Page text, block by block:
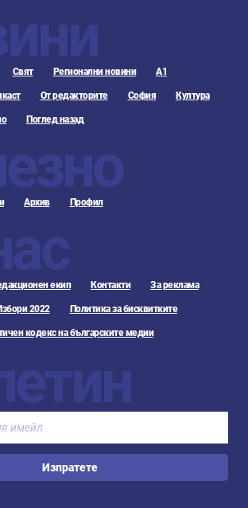
Свят Регионални новини А1
От редакторите София Култура
Поглед назад
Архив Профил
екип Контакти За реклама
2022 Политика за бисквитките
кодекс на българските медии
Изпратете